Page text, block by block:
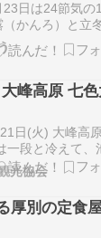
23日は24節気の
かんろ）と立
ります。地域に
深まり最低気温
去りつつ…
大峰高原 七
日(火) 大峰高
一段と冷えて、
気配がしっかり
しください。
光協会
厚別の定食